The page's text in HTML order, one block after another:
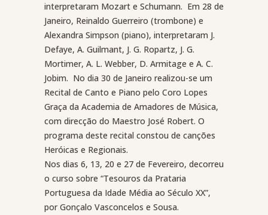
interpretaram Mozart e Schumann. Em 28 de
Janeiro, Reinaldo Guerreiro (trombone) e
Alexandra Simpson (piano), interpretaram J.
Defaye, A. Guilmant, J. G. Ropartz, J. G.
Mortimer, A. L. Webber, D. Armitage e A. C.
Jobim. No dia 30 de Janeiro realizou-se um
Recital de Canto e Piano pelo Coro Lopes
Graça da Academia de Amadores de Música,
com direcção do Maestro José Robert. O
programa deste recital constou de canções
Heróicas e Regionais.
Nos dias 6, 13, 20 e 27 de Fevereiro, decorreu
o curso sobre “Tesouros da Prataria
Portuguesa da Idade Média ao Século XX”,
por Gonçalo Vasconcelos e Sousa.